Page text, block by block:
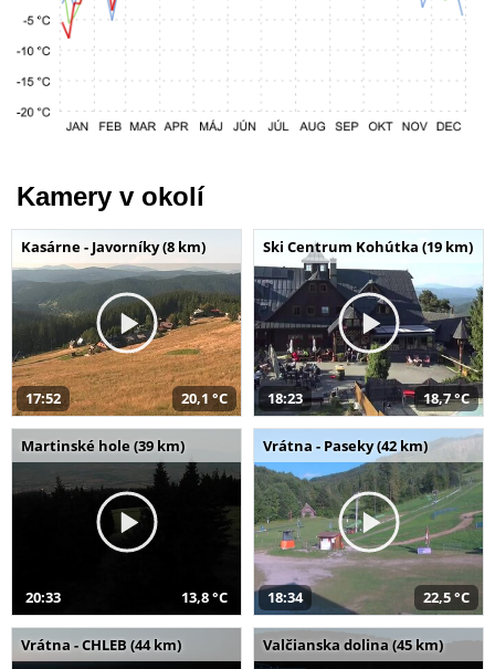
Kamery v okolí
Kasárne - Javorníky (8 km)
17:52 20,1 °C
Ski Centrum Kohútka (19 km)
18:23 18,7 °C
Martinské hole (39 km)
20:33 13,8 °C
Vrátna - Paseky (42 km)
18:34 22,5 °C
Vrátna - CHLEB (44 km) Valčianska dolina (45 km)